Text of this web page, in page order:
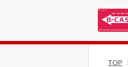
TOP